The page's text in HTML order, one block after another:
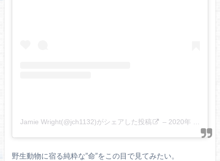
Jamie Wright(@jch1132)がシェアした投稿 – 2020年 3月月7日午前1時48分PST
野生動物に宿る純粋な”命”をこの目で見てみたい。